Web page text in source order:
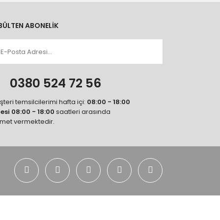
ABONELİK
0380 524 72 56
temsilcilerimi hafta içi: 08:00 - 18:00
08:00 - 18:00 saatleri arasında
vermektedir.